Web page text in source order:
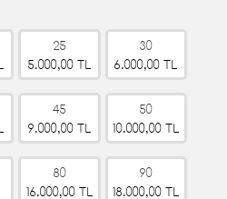
25
5.000,00 TL
30
6.000,00 TL
45
9.000,00 TL
50
10.000,00 TL
80
16.000,00 TL
90
18.000,00 TL